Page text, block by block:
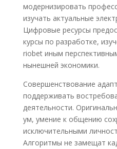
модернизировать
изучать актуальные
Цифровые ресурсы
курсы по разработке,
riobet иным
нынешней экономики.
Совершенствование
поддерживать
деятельности.
ум, умение к общению
исключительными
Алгоритмы не замещат